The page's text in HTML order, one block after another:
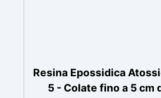
Resina Epossidica
5 - Colate fino a 5 cm